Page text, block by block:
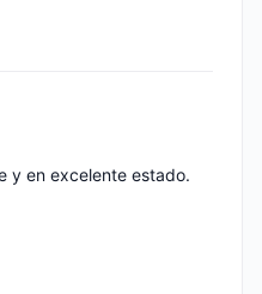
y en excelente estado.